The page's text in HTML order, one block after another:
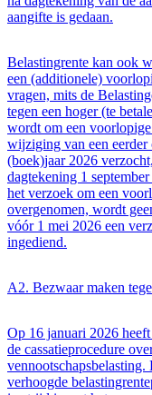
aangifte is gedaan.
Belastingrente kan ook
een (additionele)
vragen, mits de
tegen een hoger (te
wordt om een
wijziging van een eerder
(boek)jaar 2026
dagtekening 1
het verzoek om een
overgenomen, wordt
vóór 1 mei 2026 een
ingediend.
A2. Bezwaar maken
Op 16 januari 2026
de cassatieprocedure
verhoogde